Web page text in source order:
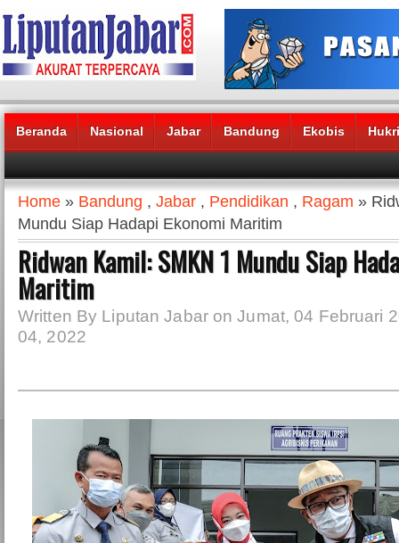
Beranda Nasional Jabar Bandung Ekobis
Headlines News :
Home » Bandung , Jabar , Pendidikan , Ragam »
Mundu Siap Hadapi Ekonomi Maritim
Ridwan Kamil: SMKN 1 Mundu Siap
Maritim
Written By Liputan Jabar on Jumat, 04 Februari
04, 2022